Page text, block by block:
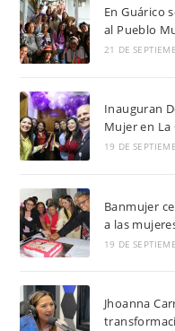
En Guárico
al Pueblo
21 DE
Inauguran
Mujer en La
19 DE
Banmujer
a las
19 DE
Jhoanna